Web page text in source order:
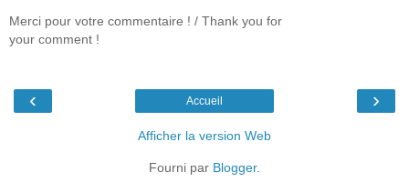
Merci pour votre commentaire ! / Thank you for
your comment !
‹ ›
Accueil
Afficher la version Web
Fourni par Blogger.